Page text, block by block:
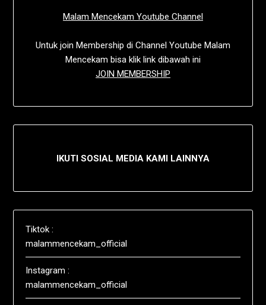
Malam Mencekam Youtube Channel
Untuk join Membership di Channel Youtube Malam
Mencekam bisa klik link dibawah ini
JOIN MEMBERSHIP
IKUTI SOSIAL MEDIA KAMI LAINNYA
Tiktok :
malammencekam_official
Instagram :
malammencekam_official